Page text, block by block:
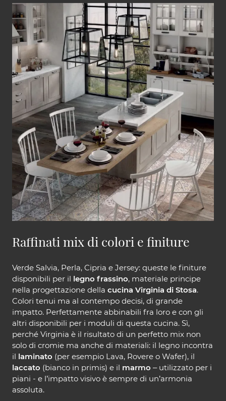
Raffinati mix di colori e finiture
Verde Salvia, Perla, Cipria e Jersey: queste le finiture
disponibili per il legno frassino, materiale principe
nella progettazione della cucina Virginia di Stosa.
Colori tenui ma al contempo decisi, di grande
impatto. Perfettamente abbinabili fra loro e con gli
altri disponibili per i moduli di questa cucina. Sì,
perché Virginia è il risultato di un perfetto mix non
solo di cromie ma anche di materiali: il legno incontra
il laminato (per esempio Lava, Rovere o Wafer), il
laccato (bianco in primis) e il marmo – utilizzato per i
piani - e l’impatto visivo è sempre di un’armonia
assoluta.